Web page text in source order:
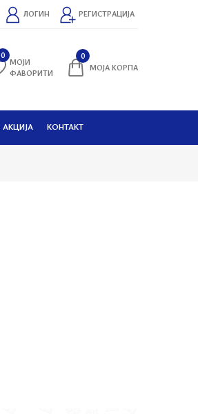
ЛОГИН РЕГИСТРАЦИЈА
0
МОЈИ
ФАВОРИТИ
0
МОЈА КОРПА
АКЦИЈА КОНТАКТ